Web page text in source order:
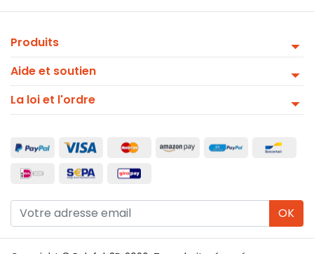
Produits
Aide et soutien
La loi et l'ordre
OK